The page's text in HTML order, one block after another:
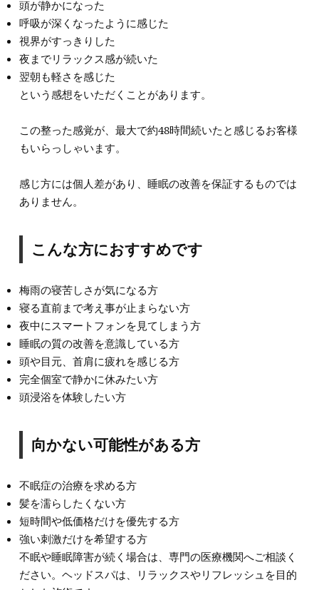
頭が静かになった
呼吸が深くなったように感じた
視界がすっきりした
夜までリラックス感が続いた
翌朝も軽さを感じた
という感想をいただくことがあります。
この整った感覚が、最大で約48時間続いたと感じるお客様
もいらっしゃいます。
感じ方には個人差があり、睡眠の改善を保証するものでは
ありません。
こんな方におすすめです
梅雨の寝苦しさが気になる方
寝る直前まで考え事が止まらない方
夜中にスマートフォンを見てしまう方
睡眠の質の改善を意識している方
頭や目元、首肩に疲れを感じる方
完全個室で静かに休みたい方
頭浸浴を体験したい方
向かない可能性がある方
不眠症の治療を求める方
髪を濡らしたくない方
短時間や低価格だけを優先する方
強い刺激だけを希望する方
不眠や睡眠障害が続く場合は、専門の医療機関へご相談く
ださい。ヘッドスパは、リラックスやリフレッシュを目的